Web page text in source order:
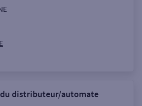
distributeur/automate